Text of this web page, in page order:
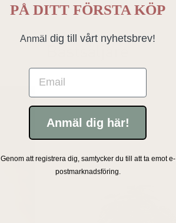
Bästsäljare
PÅ DITT FÖRSTA KÖP
Anmäl dig till vårt nyhetsbrev!
Email
Anmäl dig här!
Genom att registrera dig, samtycker du till att ta emot e-
postmarknadsföring.